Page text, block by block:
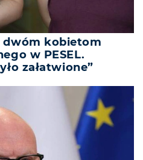
dwóm kobietom
w PESEL.
załatwione”